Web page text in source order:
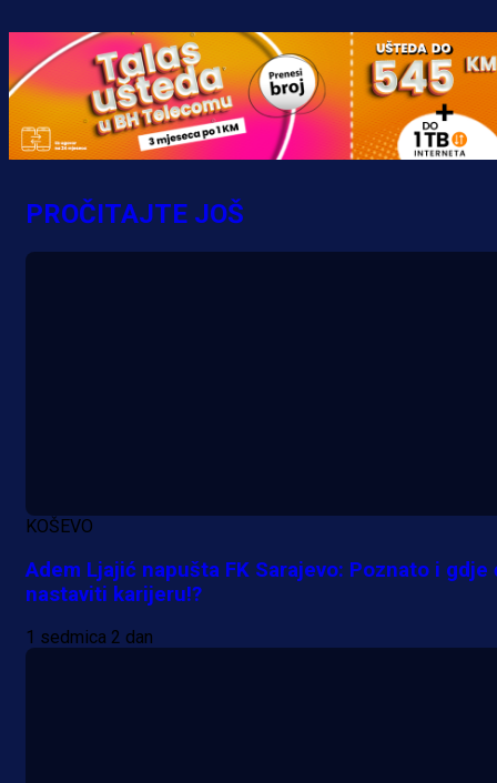
Promo vijesti
MrBit: Isprati kvalifikacije za
evropska takmičenja i preuzmi
bonus dobrodošlice!
PROČITAJTE JOŠ
KOŠEVO
Adem Ljajić napušta FK Sarajevo: Poznato i gdje
nastaviti karijeru!?
1 sedmica 2 dan